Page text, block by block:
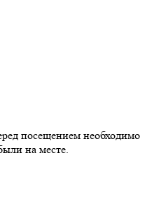
посещением необходимо
на месте.